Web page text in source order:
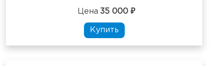
Цена 35 000 ₽
Купить